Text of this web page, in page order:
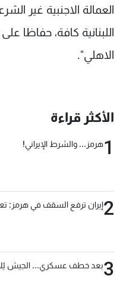
العمالة الاجنبية غير
اللبنانية كافة، حفاظا
الاهلي".
الأكثر قراءة
1هرمز... والشرط الإيراني!
2إيران ترفع السقف في هرمز:
3بعد خطف عسكري... الجيش
الإنـتـاج